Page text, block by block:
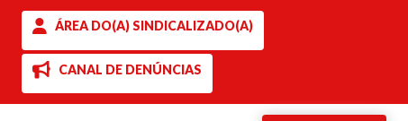
ÁREA DO(A) SINDICALIZADO(A)
CANAL DE DENÚNCIAS